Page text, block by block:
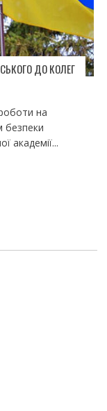
ДО КОЛЕГ
на
безпеки
академії...